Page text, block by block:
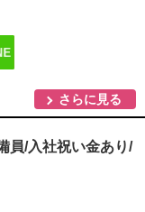
さらに見る
員/入社祝い金あり/